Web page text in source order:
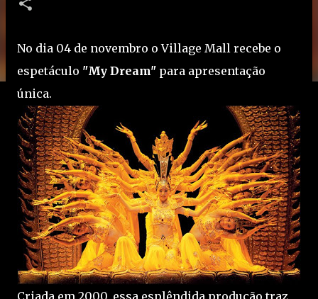
No dia 04 de novembro o Village Mall recebe o
espetáculo "My Dream" para apresentação
única.
Criada em 2000, essa esplêndida produção traz